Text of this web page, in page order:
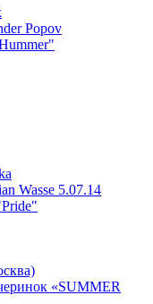
Popov
Wasse 5.07.14
«SUMMER